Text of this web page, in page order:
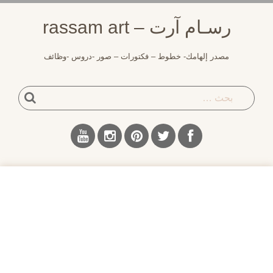
رسـام آرت – rassam art
مصدر إلهامك- خطوط – فكتورات – صور -دروس -وظائف